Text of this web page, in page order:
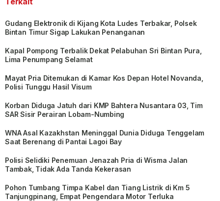
Gudang Elektronik di Kijang Kota Ludes Terbakar, Polsek
Bintan Timur Sigap Lakukan Penanganan
Kapal Pompong Terbalik Dekat Pelabuhan Sri Bintan Pura,
Lima Penumpang Selamat
Mayat Pria Ditemukan di Kamar Kos Depan Hotel Novanda,
Polisi Tunggu Hasil Visum
Korban Diduga Jatuh dari KMP Bahtera Nusantara 03, Tim
SAR Sisir Perairan Lobam-Numbing
WNA Asal Kazakhstan Meninggal Dunia Diduga Tenggelam
Saat Berenang di Pantai Lagoi Bay
Polisi Selidiki Penemuan Jenazah Pria di Wisma Jalan
Tambak, Tidak Ada Tanda Kekerasan
Pohon Tumbang Timpa Kabel dan Tiang Listrik di Km 5
Tanjungpinang, Empat Pengendara Motor Terluka